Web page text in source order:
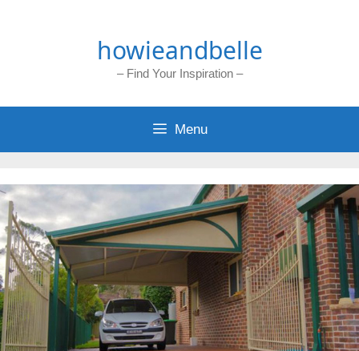
howieandbelle
– Find Your Inspiration –
Menu